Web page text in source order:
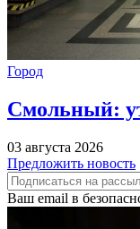
Город
Смольный:
03 августа 2026
Предложить новость
Ваш email в